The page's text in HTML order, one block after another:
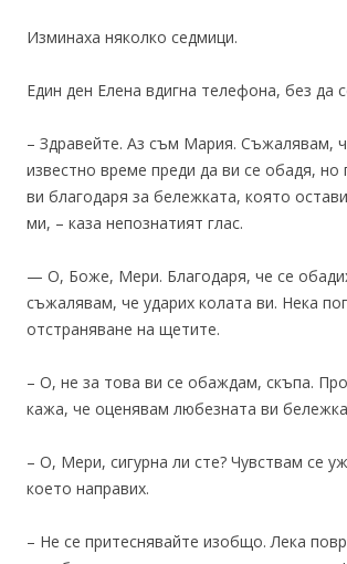
Изминаха няколко седмици.
Един ден Елена вдигна телефона, без да
– Здравейте. Аз съм Мария. Съжалявам,
известно време преди да ви се обадя, но
ви благодаря за бележката, която
ми, – каза непознатият глас.
— О, Боже, Мери. Благодаря, че се
съжалявам, че ударих колата ви. Нека
отстраняване на щетите.
– О, не за това ви се обаждам, скъпа.
кажа, че оценявам любезната ви
– О, Мери, сигурна ли сте? Чувствам се
което направих.
– Не се притеснявайте изобщо. Лека